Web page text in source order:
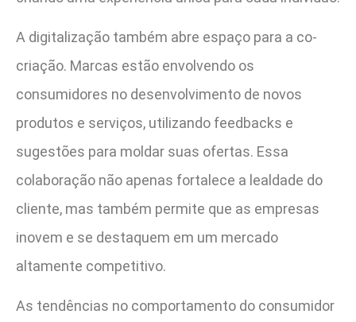
A digitalização também abre espaço para a co-
criação. Marcas estão envolvendo os
consumidores no desenvolvimento de novos
produtos e serviços, utilizando feedbacks e
sugestões para moldar suas ofertas. Essa
colaboração não apenas fortalece a lealdade do
cliente, mas também permite que as empresas
inovem e se destaquem em um mercado
altamente competitivo.
As tendências no comportamento do consumidor